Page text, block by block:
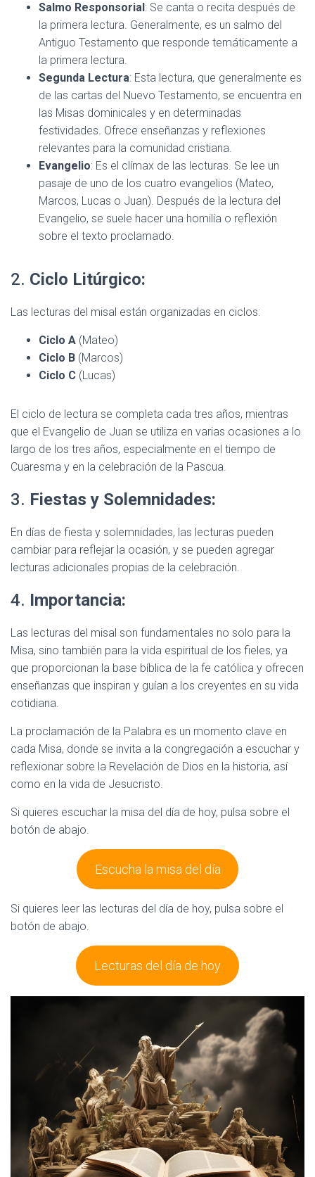
Salmo Responsorial: Se canta o recita después de
la primera lectura. Generalmente, es un salmo del
Antiguo Testamento que responde temáticamente a
la primera lectura.
Segunda Lectura: Esta lectura, que generalmente es
de las cartas del Nuevo Testamento, se encuentra en
las Misas dominicales y en determinadas
festividades. Ofrece enseñanzas y reflexiones
relevantes para la comunidad cristiana.
Evangelio: Es el clímax de las lecturas. Se lee un
pasaje de uno de los cuatro evangelios (Mateo,
Marcos, Lucas o Juan). Después de la lectura del
Evangelio, se suele hacer una homilía o reflexión
sobre el texto proclamado.
2. Ciclo Litúrgico:
Las lecturas del misal están organizadas en ciclos:
Ciclo A (Mateo)
Ciclo B (Marcos)
Ciclo C (Lucas)
El ciclo de lectura se completa cada tres años, mientras
que el Evangelio de Juan se utiliza en varias ocasiones a lo
largo de los tres años, especialmente en el tiempo de
Cuaresma y en la celebración de la Pascua.
3. Fiestas y Solemnidades:
En días de fiesta y solemnidades, las lecturas pueden
cambiar para reflejar la ocasión, y se pueden agregar
lecturas adicionales propias de la celebración.
4. Importancia:
Las lecturas del misal son fundamentales no solo para la
Misa, sino también para la vida espiritual de los fieles, ya
que proporcionan la base bíblica de la fe católica y ofrecen
enseñanzas que inspiran y guían a los creyentes en su vida
cotidiana.
La proclamación de la Palabra es un momento clave en
cada Misa, donde se invita a la congregación a escuchar y
reflexionar sobre la Revelación de Dios en la historia, así
como en la vida de Jesucristo.
Si quieres escuchar la misa del día de hoy, pulsa sobre el
botón de abajo.
Escucha la misa del día
Si quieres leer las lecturas del día de hoy, pulsa sobre el
botón de abajo.
Lecturas del día de hoy